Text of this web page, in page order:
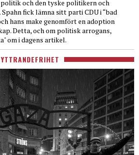
och den tyske politikern och
Spahn fick lämna sitt parti CDU i “bad
hans make genomfört en adoption
Detta, och om politisk arrogans,
om i dagens artikel.
YTTRANDEFRIHET